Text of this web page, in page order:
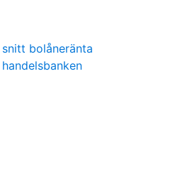
snitt bolåneränta
handelsbanken